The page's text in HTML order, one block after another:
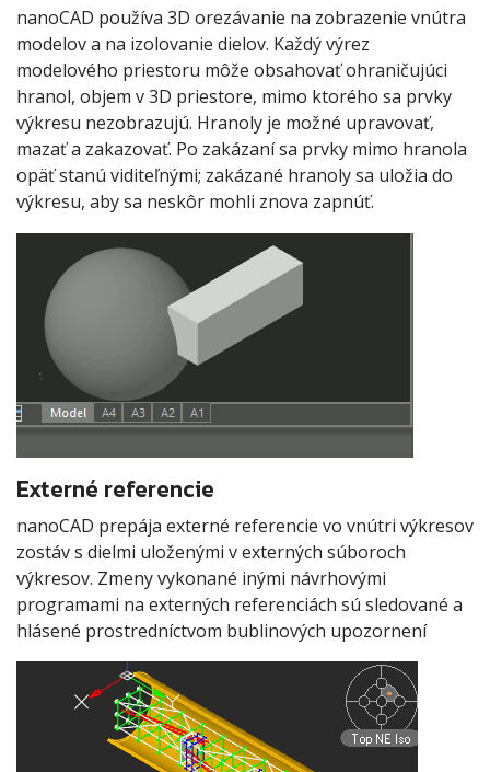
nanoCAD používa 3D orezávanie na zobrazenie vnútra
modelov a na izolovanie dielov. Každý výrez
modelového priestoru môže obsahovať ohraničujúci
hranol, objem v 3D priestore, mimo ktorého sa prvky
výkresu nezobrazujú. Hranoly je možné upravovať,
mazať a zakazovať. Po zakázaní sa prvky mimo hranola
opäť stanú viditeľnými; zakázané hranoly sa uložia do
výkresu, aby sa neskôr mohli znova zapnúť.
Externé referencie
nanoCAD prepája externé referencie vo vnútri výkresov
zostáv s dielmi uloženými v externých súboroch
výkresov. Zmeny vykonané inými návrhovými
programami na externých referenciách sú sledované a
hlásené prostredníctvom bublinových upozornení